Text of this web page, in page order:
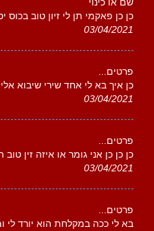
שם או כינוי
כן כן פאקמי תן לי זיון טוב בכוס
03/04/2021
פרטים...
כן איך בא לי אחד שירי שיבוא
03/04/2021
פרטים...
כן כן כן אני גומר או איזה זין
03/04/2021
פרטים...
בא לי ככה במקלחת הוא יורד לי